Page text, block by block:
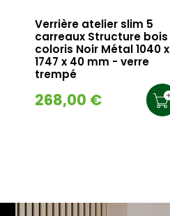
Verrière atelier slim 5
carreaux Structure bois
coloris Noir Métal 1040 x
1747 x 40 mm - verre
trempé
268,00 €